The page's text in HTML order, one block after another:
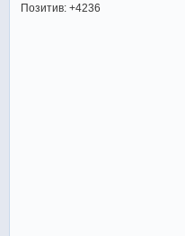
Позитив: +4236